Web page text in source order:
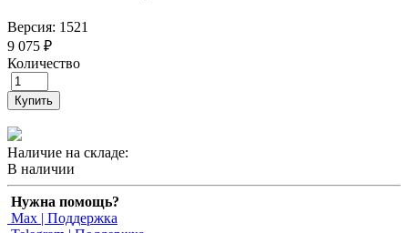
Версия: 1521
9 075 ₽
Количество
Купить
Наличие на складе:
В наличии
Нужна помощь?
Max | Поддержка